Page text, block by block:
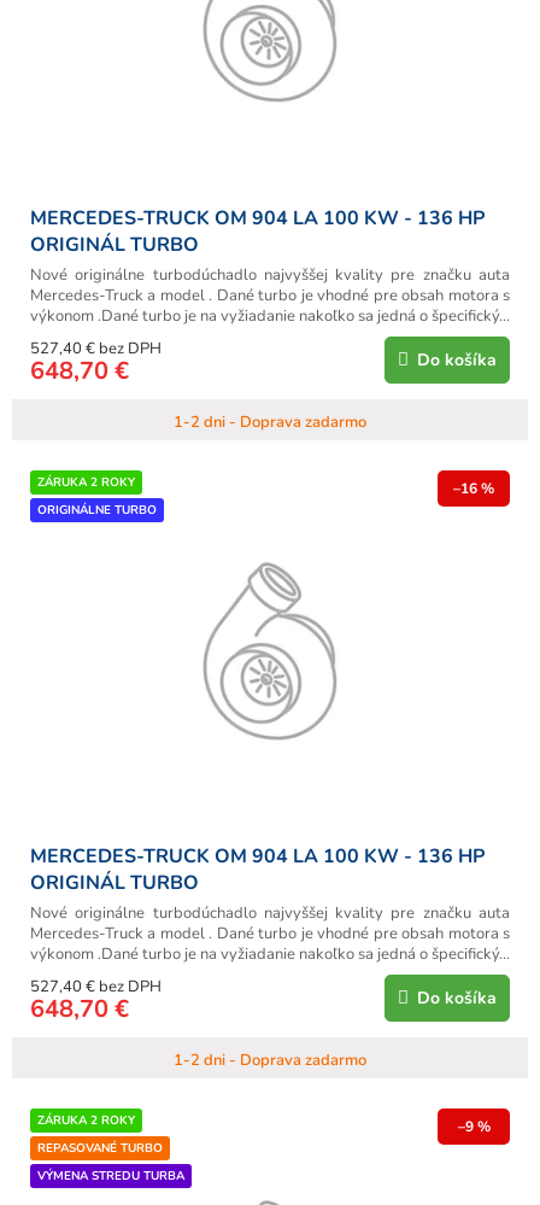
MERCEDES-TRUCK OM 904 LA 100 KW - 136 HP
ORIGINÁL TURBO
1-2 dni - Doprava zadarmo
527,40 € bez DPH
648,70 € Do košíka
Nové originálne turbodúchadlo najvyššej kvality pre značku auta
Mercedes-Truck a model . Dané turbo je vhodné pre obsah motora s
výkonom .Dané turbo je na vyžiadanie nakoľko sa jedná o špecifický...
ZÁRUKA 2 ROKY
ORIGINÁLNE TURBO
–16 %
MERCEDES-TRUCK OM 904 LA 100 KW - 136 HP
ORIGINÁL TURBO
1-2 dni - Doprava zadarmo
527,40 € bez DPH
648,70 € Do košíka
Nové originálne turbodúchadlo najvyššej kvality pre značku auta
Mercedes-Truck a model . Dané turbo je vhodné pre obsah motora s
výkonom .Dané turbo je na vyžiadanie nakoľko sa jedná o špecifický...
ZÁRUKA 2 ROKY
REPASOVANÉ TURBO
VÝMENA STREDU TURBA
–9 %